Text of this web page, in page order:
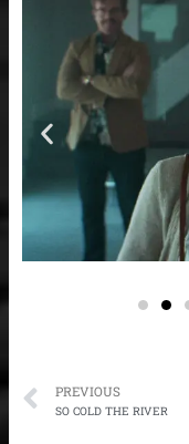
PREVIOUS
SO COLD THE RIVER